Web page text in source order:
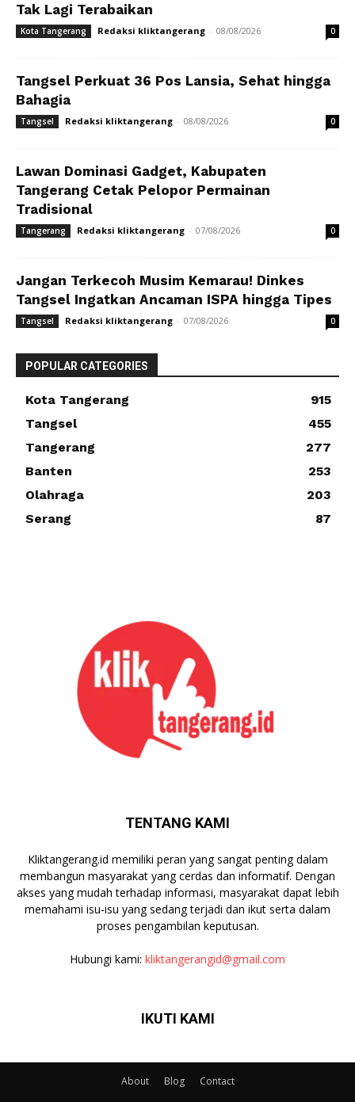
Tak Lagi Terabaikan
Kota Tangerang Redaksi kliktangerang - 08/08/2026 0
Tangsel Perkuat 36 Pos Lansia, Sehat hingga
Bahagia
Tangsel Redaksi kliktangerang - 08/08/2026 0
Lawan Dominasi Gadget, Kabupaten
Tangerang Cetak Pelopor Permainan
Tradisional
Tangerang Redaksi kliktangerang - 07/08/2026 0
Jangan Terkecoh Musim Kemarau! Dinkes
Tangsel Ingatkan Ancaman ISPA hingga Tipes
Tangsel Redaksi kliktangerang - 07/08/2026 0
POPULAR CATEGORIES
Kota Tangerang
915
Tangsel
455
Tangerang
277
Banten
253
Olahraga
203
Serang
87
TENTANG KAMI
Kliktangerang.id memiliki peran yang sangat penting dalam
membangun masyarakat yang cerdas dan informatif. Dengan
akses yang mudah terhadap informasi, masyarakat dapat lebih
memahami isu-isu yang sedang terjadi dan ikut serta dalam
proses pengambilan keputusan.
Hubungi kami: kliktangerangid@gmail.com
IKUTI KAMI
About Blog Contact